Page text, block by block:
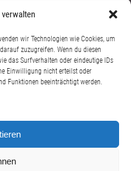
verwalten
wir Technologien wie Cookies, um
zuzugreifen. Wenn du diesen
das Surfverhalten oder eindeutige IDs
Einwilligung nicht erteilst oder
Funktionen beeinträchtigt werden.